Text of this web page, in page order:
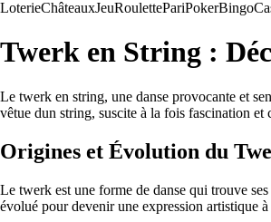
LoterieChâteauxJeuRoulettePariPokerBingo
Twerk en String :
Le twerk en string, une danse provocante et
vêtue dun string, suscite à la fois fascination
Origines et Évolution du
Le twerk est une forme de danse qui trouve
évolué pour devenir une expression artistique